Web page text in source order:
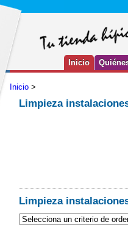
Inicio
Inicio >
Limpieza
Limpieza